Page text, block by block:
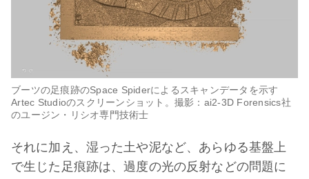
ブーツの足痕跡のSpace Spiderによるスキャンデータを示す
Artec Studioのスクリーンショット。撮影：ai2-3D Forensics社
のユージン・リシオ専門技術士
それに加え、湿った土や泥など、あらゆる基盤上
で生じた足痕跡は、過度の光の反射などの問題に